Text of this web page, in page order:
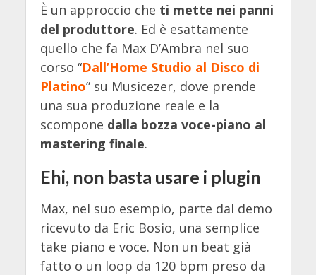
È un approccio che ti mette nei panni
del produttore. Ed è esattamente
quello che fa Max D’Ambra nel suo
corso “Dall’Home Studio al Disco di
Platino” su Musicezer, dove prende
una sua produzione reale e la
scompone dalla bozza voce-piano al
mastering finale.
Ehi, non basta usare i plugin
Max, nel suo esempio, parte dal demo
ricevuto da Eric Bosio, una semplice
take piano e voce. Non un beat già
fatto o un loop da 120 bpm preso da